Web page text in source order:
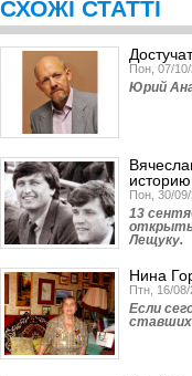
СХОЖІ СТАТТІ
Пон, 07/
Юрий
Пон, 30/
13
открыты
Лещуку.
Нина
Птн, 16/
Если
ставших